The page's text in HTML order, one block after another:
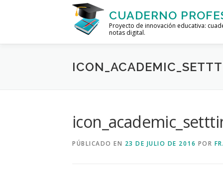
CUADERNO
Proyecto de innovación educativa:
notas digital.
HOME FORO AYUDA SOBRE
PÚBLICADO EN 23 DE JULIO DE 2016 POR